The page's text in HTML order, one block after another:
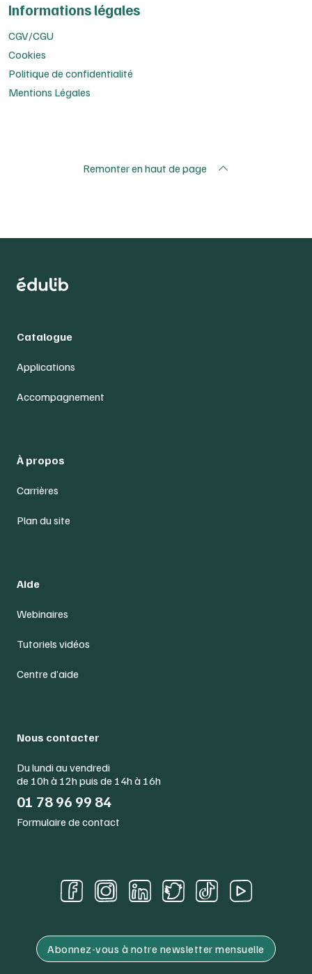
Informations légales
CGV/CGU
Cookies
Politique de confidentialité
Mentions Légales
Remonter en haut de page
Catalogue
Applications
Accompagnement
À propos
Carrières
Plan du site
Aide
Webinaires
Tutoriels vidéos
Centre d’aide
Nous contacter
Du lundi au vendredi
de 10h à 12h puis de 14h à 16h
01 78 96 99 84
Formulaire de contact
Abonnez-vous à notre newsletter mensuelle